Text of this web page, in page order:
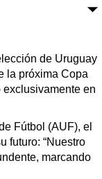
de Uruguay
la próxima Copa
en
Fútbol (AUF), el
futuro: “Nuestro
marcando